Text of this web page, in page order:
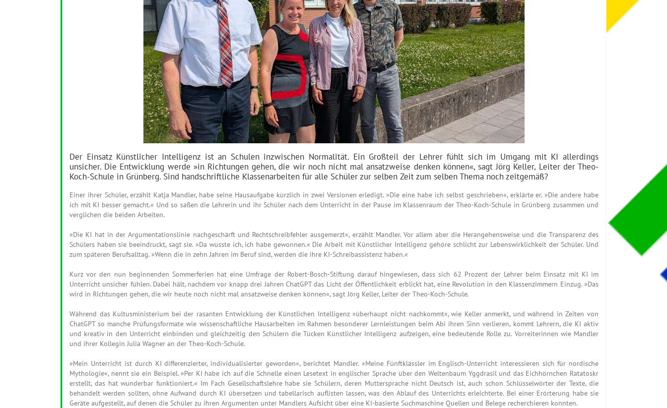
Der Einsatz Künstlicher Intelligenz ist an Schulen inzwischen Normalität. Ein Großteil der Lehrer fühlt sich im Umgang mit KI allerdings
unsicher. Die Entwicklung werde »in Richtungen gehen, die wir noch nicht mal ansatzweise denken können«, sagt Jörg Keller, Leiter der Theo-
Koch-Schule in Grünberg. Sind handschriftliche Klassenarbeiten für alle Schüler zur selben Zeit zum selben Thema noch zeitgemäß?
Einer ihrer Schüler, erzählt Katja Mandler, habe seine Hausaufgabe kürzlich in zwei Versionen erledigt. »Die eine habe ich selbst geschrieben«, erklärte er. »Die andere habe
ich mit KI besser gemacht.« Und so saßen die Lehrerin und ihr Schüler nach dem Unterricht in der Pause im Klassenraum der Theo-Koch-Schule in Grünberg zusammen und
verglichen die beiden Arbeiten.
»Die KI hat in der Argumentationslinie nachgeschärft und Rechtschreibfehler ausgemerzt«, erzählt Mandler. Vor allem aber die Herangehensweise und die Transparenz des
Schülers haben sie beeindruckt, sagt sie. »Da wusste ich, ich habe gewonnen.« Die Arbeit mit Künstlicher Intelligenz gehöre schlicht zur Lebenswirklichkeit der Schüler. Und
zum späteren Berufsalltag. »Wenn die in zehn Jahren im Beruf sind, werden die ihre KI-Schreibassistenz haben.«
Kurz vor den nun beginnenden Sommerferien hat eine Umfrage der Robert-Bosch-Stiftung darauf hingewiesen, dass sich 62 Prozent der Lehrer beim Einsatz mit KI im
Unterricht unsicher fühlen. Dabei hält, nachdem vor knapp drei Jahren ChatGPT das Licht der Öffentlichkeit erblickt hat, eine Revolution in den Klassenzimmern Einzug. »Das
wird in Richtungen gehen, die wir heute noch nicht mal ansatzweise denken können«, sagt Jörg Keller, Leiter der Theo-Koch-Schule.
Während das Kultusministerium bei der rasanten Entwicklung der Künstlichen Intelligenz »überhaupt nicht nachkommt«, wie Keller anmerkt, und während in Zeiten von
ChatGPT so manche Prüfungsformate wie wissenschaftliche Hausarbeiten im Rahmen besonderer Lernleistungen beim Abi ihren Sinn verlieren, kommt Lehrern, die KI aktiv
und kreativ in den Unterricht einbinden und gleichzeitig den Schülern die Tücken Künstlicher Intelligenz aufzeigen, eine bedeutende Rolle zu. Vorreiterinnen wie Mandler
und ihrer Kollegin Julia Wagner an der Theo-Koch-Schule.
»Mein Unterricht ist durch KI differenzierter, individualisierter geworden«, berichtet Mandler. »Meine Fünftklässler im Englisch-Unterricht interessieren sich für nordische
Mythologie«, nennt sie ein Beispiel. »Per KI habe ich auf die Schnelle einen Lesetext in englischer Sprache über den Weltenbaum Yggdrasil und das Eichhörnchen Ratatoskr
erstellt, das hat wunderbar funktioniert.« Im Fach Gesellschaftslehre habe sie Schülern, deren Muttersprache nicht Deutsch ist, auch schon Schlüsselwörter der Texte, die
behandelt werden sollten, ohne Aufwand durch KI übersetzen und tabellarisch auflisten lassen, was den Ablauf des Unterrichts erleichterte. Bei einer Erörterung habe sie
Geräte aufgestellt, auf denen die Schüler zu ihren Argumenten unter Mandlers Aufsicht über eine KI-basierte Suchmaschine Quellen und Belege recherchieren konnten.